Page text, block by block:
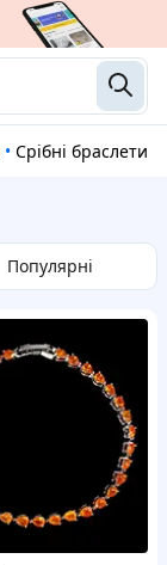
• Срібні браслети
Популярні